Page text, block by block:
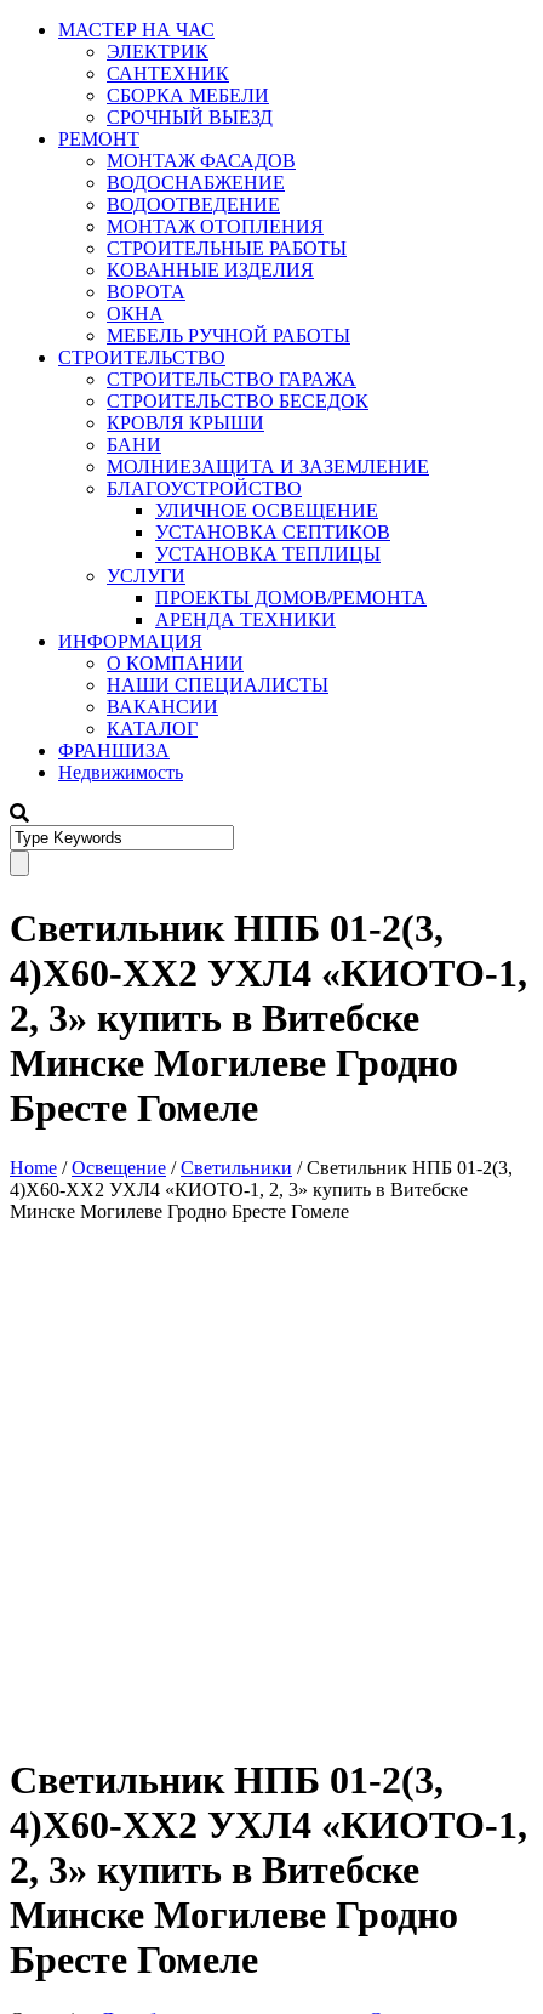
МАСТЕР НА ЧАС
ЭЛЕКТРИК
САНТЕХНИК
СБОРКА МЕБЕЛИ
СРОЧНЫЙ ВЫЕЗД
РЕМОНТ
МОНТАЖ ФАСАДОВ
ВОДОСНАБЖЕНИЕ
ВОДООТВЕДЕНИЕ
МОНТАЖ ОТОПЛЕНИЯ
СТРОИТЕЛЬНЫЕ РАБОТЫ
КОВАННЫЕ ИЗДЕЛИЯ
ВОРОТА
ОКНА
МЕБЕЛЬ РУЧНОЙ РАБОТЫ
СТРОИТЕЛЬСТВО
СТРОИТЕЛЬСТВО ГАРАЖА
СТРОИТЕЛЬСТВО БЕСЕДОК
КРОВЛЯ КРЫШИ
БАНИ
МОЛНИЕЗАЩИТА И ЗАЗЕМЛЕНИЕ
БЛАГОУСТРОЙСТВО
УЛИЧНОЕ ОСВЕЩЕНИЕ
УСТАНОВКА СЕПТИКОВ
УСТАНОВКА ТЕПЛИЦЫ
УСЛУГИ
ПРОЕКТЫ ДОМОВ/РЕМОНТА
АРЕНДА ТЕХНИКИ
ИНФОРМАЦИЯ
О КОМПАНИИ
НАШИ СПЕЦИАЛИСТЫ
ВАКАНСИИ
КАТАЛОГ
ФРАНШИЗА
Недвижимость
Светильник НПБ 01-2(3,
4)Х60-ХХ2 УХЛ4 «КИОТО-1,
2, 3» купить в Витебске
Минске Могилеве Гродно
Бресте Гомеле
Home /Освещение /Светильники / Светильник НПБ 01-2(3,
4)Х60-ХХ2 УХЛ4 «КИОТО-1, 2, 3» купить в Витебске
Минске Могилеве Гродно Бресте Гомеле
Светильник НПБ 01-2(3,
4)Х60-ХХ2 УХЛ4 «КИОТО-1,
2, 3» купить в Витебске
Минске Могилеве Гродно
Бресте Гомеле